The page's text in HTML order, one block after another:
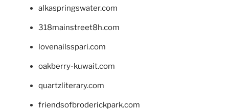
alkaspringswater.com
318mainstreet8h.com
lovenailsspari.com
oakberry-kuwait.com
quartzliterary.com
friendsofbroderickpark.com